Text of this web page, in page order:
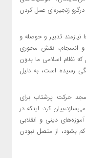
زنجیره‌ای عمل کردن
تدبیر و حوصله و
انسجام، نقش محوری
که نظام اسلامی ما بدون
رسیده است، به دلیل
حرکت پرشتاب برای
کرد: اینکه در
دینی و انقلابی
بشود، از متصل نبودن